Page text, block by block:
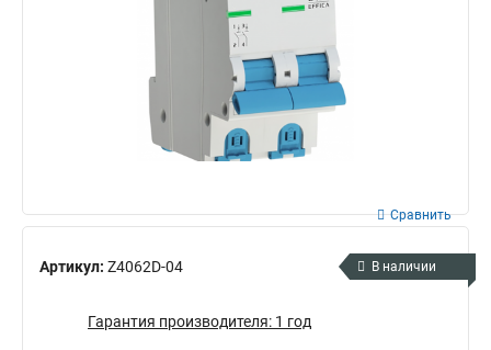
Артикул: Z4062D-04
Сравнить
В наличии
Гарантия производителя: 1 год